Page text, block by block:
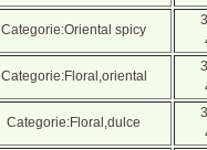
Categorie:Oriental spicy
Categorie:Floral,oriental
Categorie:Floral,dulce